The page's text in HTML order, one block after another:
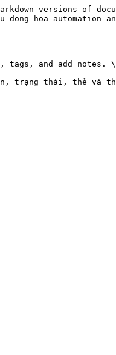
versions of
hoa-automation-
tags, and add notes. \